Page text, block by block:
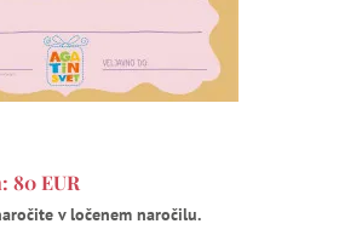
80 EUR
v ločenem naročilu.